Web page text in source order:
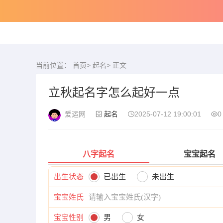
当前位置： 首页> 起名> 正文
立秋起名字怎么起好一点
爱运网 起名 2025-07-12 19:00:01 0
八字起名 宝宝起名
出生状态 已出生 未出生
宝宝姓氏
宝宝性别 男 女